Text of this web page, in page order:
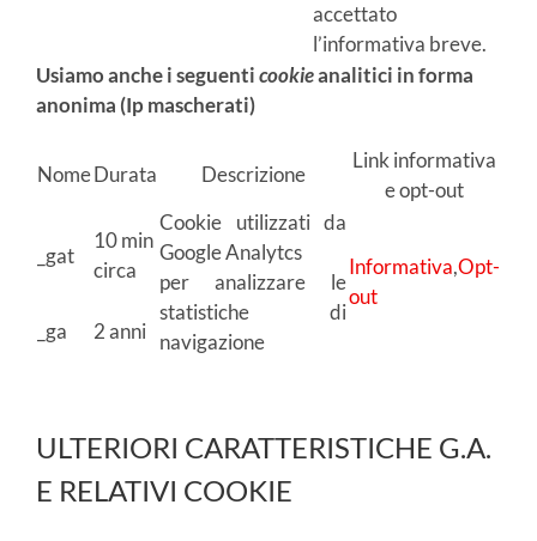
accettato
l’informativa breve.
Usiamo anche i seguenticookieanalitici in forma
anonima (Ip mascherati)
NomeDurata Descrizione
Link informativa
e opt-out
_gat
10 min
circa
Cookie utilizzati da
Google Analytcs
per analizzare le
statistiche di
navigazione
Informativa,Opt-
out
_ga
2 anni
ULTERIORI CARATTERISTICHE G.A.
E RELATIVI COOKIE